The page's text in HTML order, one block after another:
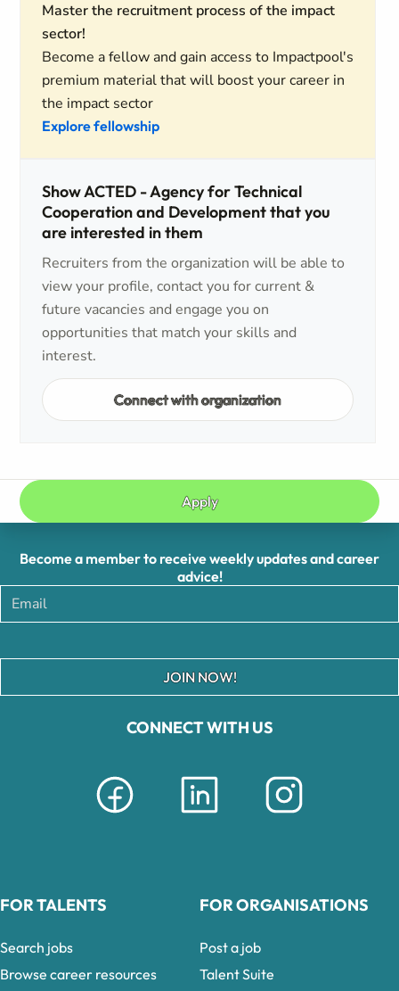
Master the recruitment process of the impact
sector!
Become a fellow and gain access to Impactpool's
premium material that will boost your career in
the impact sector
Explore fellowship
Show ACTED - Agency for Technical
Cooperation and Development that you
are interested in them
Recruiters from the organization will be able to
view your profile, contact you for current &
future vacancies and engage you on
opportunities that match your skills and
interest.
Connect with organization
Apply
CONNECT WITH US
Become a member to receive weekly updates and career
advice!
JOIN NOW!
FOR TALENTS
Search jobs
Browse career resources
FOR ORGANISATIONS
Post a job
Talent Suite